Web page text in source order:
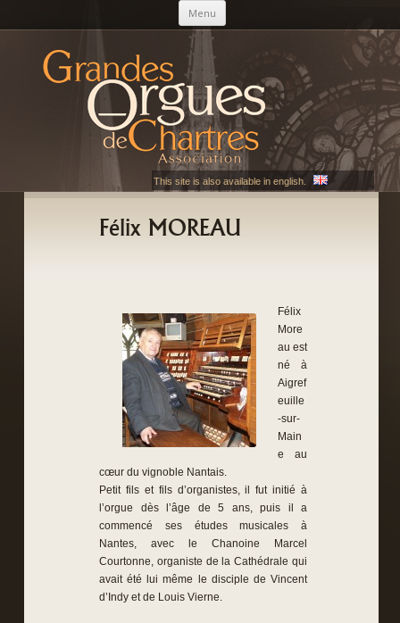
Menu Aller au contenu principal
AGOC
Les Grandes Orgues de Chartres
This site is also available in english.
Félix MOREAU
Félix
More
au est
né à
Aigref
euille
-sur-
Main
e au
cœur du vignoble Nantais.
Petit fils et fils d’organistes, il fut initié à
l’orgue dès l’âge de 5 ans, puis il a
commencé ses études musicales à
Nantes, avec le Chanoine Marcel
Courtonne, organiste de la Cathédrale qui
avait été lui même le disciple de Vincent
d’Indy et de Louis Vierne.